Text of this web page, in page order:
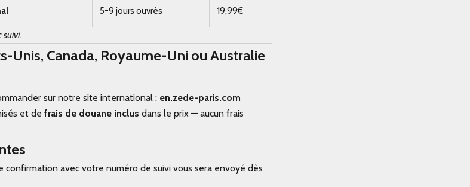
5-9 jours ouvrés 19,99€
suivi.
Unis, Canada, Royaume-Uni ou Australie
sur notre site international : en.zede-paris.com
et de frais de douane inclus dans le prix — aucun frais
confirmation avec votre numéro de suivi vous sera envoyé dès